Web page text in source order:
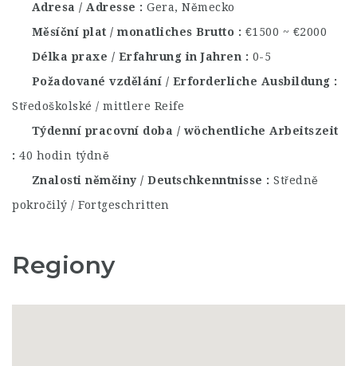
Adresa / Adresse
Gera, Německo
Měsíční plat / monatliches Brutto
€1500 ~ €2000
Délka praxe / Erfahrung in Jahren
0-5
Požadované vzdělání / Erforderliche Ausbildung
Středoškolské / mittlere Reife
Týdenní pracovní doba / wöchentliche Arbeitszeit
40 hodin týdně
Znalosti němčiny / Deutschkenntnisse
Středně
pokročilý / Fortgeschritten
Regiony